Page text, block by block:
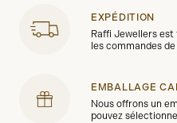
EXPÉDITION
Raffi Jewellers
les commandes
EMBALLAGE
Nous offrons un
pouvez